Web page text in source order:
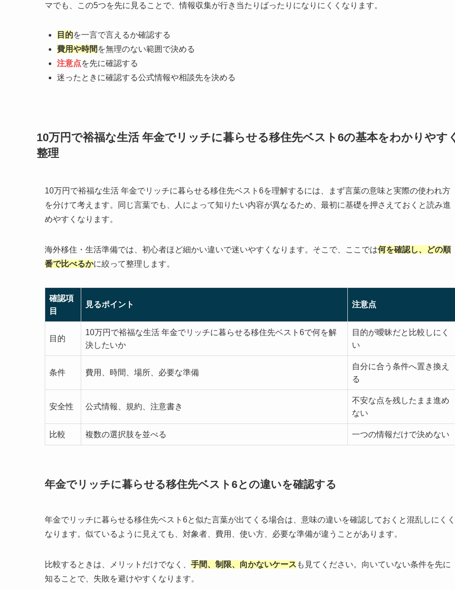
マでも、この5つを先に見ることで、情報収集が行き当たりばったりになりにくくなります。
目的を一言で言えるか確認する
費用や時間 を無理のない範囲で決める
注意点を先に確認する
迷ったときに確認する公式情報や相談先を決める
10万円で裕福な生活 年金でリッチに暮らせる移住先ベスト6の基本をわかりやす
整理
10万円で裕福な生活 年金でリッチに暮らせる移住先ベスト6を理解するには、まず言葉の意味と実際の使われ方
を分けて考えます。同じ言葉でも、人によって知りたい内容が異なるため、最初に基礎を押さえておくと読み進
めやすくなります。
海外移住・生活準備では、初心者ほど細かい違いで迷いやすくなります。そこで、ここでは何を確認し、どの順
番で比べるかに絞って整理します。
確認項
目
見るポイント 注意点
目的
10万円で裕福な生活 年金でリッチに暮らせる移住先ベスト6で何を解
決したいか
目的が曖昧だと比較しにく
い
条件 費用、時間、場所、必要な準備
自分に合う条件へ置き換え
る
安全性 公式情報、規約、注意書き
不安な点を残したまま進め
ない
比較 複数の選択肢を並べる 一つの情報だけで決めない
年金でリッチに暮らせる移住先ベスト6との違いを確認する
年金でリッチに暮らせる移住先ベスト6と似た言葉が出てくる場合は、意味の違いを確認しておくと混乱しにくく
なります。似ているように見えても、対象者、費用、使い方、必要な準備が違うことがあります。
比較するときは、メリットだけでなく、 手間、制限、向かないケース も見てください。向いていない条件を先に
知ることで、失敗を避けやすくなります。